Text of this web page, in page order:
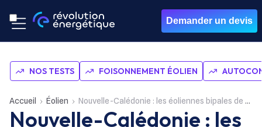
Demander un devis
NOS TESTS FOISONNEMENT ÉOLIEN
Accueil Éolien Nouvelle-Calédonie : les éoliennes bipales de Vergnet ont résisté à un cyclone de catégorie 3
Nouvelle-Calédonie : les